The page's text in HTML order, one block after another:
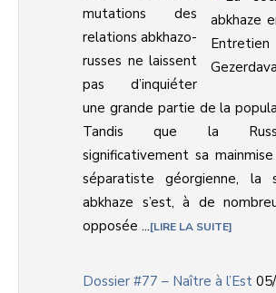
mutations des
relations abkhazo-
russes ne laissent
pas d’inquiéter
une grande partie de la
Tandis que la
significativement sa
séparatiste géorgienne, la
abkhaze s’est, à de
opposée ... LIRE LA SUITE
Dossier #77 – Naître à l’Est